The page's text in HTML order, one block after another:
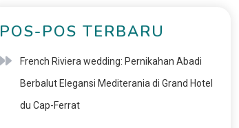
POS-POS TERBARU
French Riviera wedding: Pernikahan Abadi
Berbalut Elegansi Mediterania di Grand Hotel
du Cap-Ferrat